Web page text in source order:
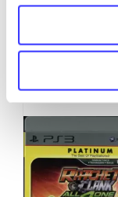
Minder om